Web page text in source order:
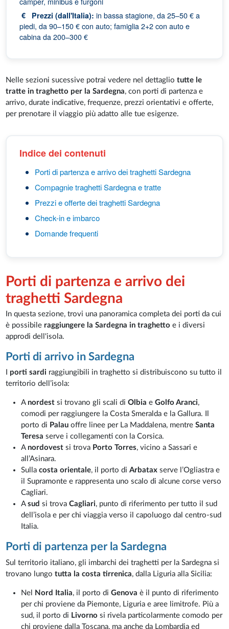
€
Prezzi (dall'Italia): in bassa stagione, da 25–50 € a
piedi, da 90–150 € con auto; famiglia 2+2 con auto e
cabina da 200–300 €
Nelle sezioni sucessive potrai vedere nel dettagliotutte le
tratte in traghetto per la Sardegna, con porti di partenza e
arrivo, durate indicative, frequenze, prezzi orientativi e offerte,
per prenotare il viaggio più adatto alle tue esigenze.
Indice dei contenuti
Porti di partenza e arrivo dei traghetti Sardegna
Compagnie traghetti Sardegna e tratte
Prezzi e offerte dei traghetti Sardegna
Check-in e imbarco
Domande frequenti
Porti di partenza e arrivo dei
traghetti Sardegna
In questa sezione, trovi una panoramica completa dei porti da cui
è possibile raggiungere la Sardegna in traghetto e i diversi
approdi dell'isola.
Porti di arrivo in Sardegna
porti sardi raggiungibili in traghetto si distribuiscono su tutto il
territorio dell’isola:
A nordest si trovano gli scali diOlbia eGolfo Aranci,
comodi per raggiungere la Costa Smeralda e la Gallura. Il
porto di Palau offre linee per La Maddalena, mentreSanta
Teresa serve i collegamenti con la Corsica.
A nordovest si trova Porto Torres, vicino a Sassari e
all’Asinara.
Sullacosta orientale, il porto diArbatax serve l’Ogliastra e
il Supramonte e rappresenta uno scalo di alcune corse verso
Cagliari.
Asud si trovaCagliari, punto di riferimento per tutto il sud
dell’isola e per chi viaggia verso il capoluogo dal centro-sud
Italia.
Porti di partenza per la Sardegna
Sul territorio italiano, gli imbarchi dei traghetti per la Sardegna si
trovano lungotutta la costa tirrenica, dalla Liguria alla Sicilia:
Nel Nord Italia, il porto diGenova è il punto di riferimento
per chi proviene da Piemonte, Liguria e aree limitrofe. Più a
sud, il porto di Livorno si rivela particolarmente comodo per
chi proviene dalla Toscana, ma anche da Lombardia ed